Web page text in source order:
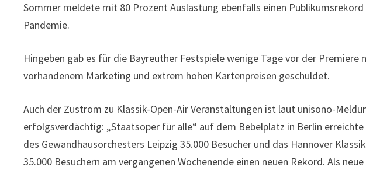
Sommer meldete mit 80 Prozent Auslastung ebenfalls einen
Pandemie.
Hingeben gab es für die Bayreuther Festspiele wenige Tage vor der Premiere
vorhandenem Marketing und extrem hohen Kartenpreisen geschuldet.
Auch der Zustrom zu Klassik-Open-Air Veranstaltungen ist laut unisono-
erfolgsverdächtig: „Staatsoper für alle“ auf dem Bebelplatz in Berlin erreichte
des Gewandhausorchesters Leipzig 35.000 Besucher und das Hannover
35.000 Besuchern am vergangenen Wochenende einen neuen Rekord. Als